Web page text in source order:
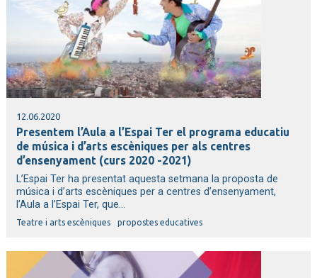
12.06.2020
Presentem l’Aula a l’Espai Ter el programa educatiu
de música i d’arts escèniques per als centres
d’ensenyament (curs 2020 -2021)
L’Espai Ter ha presentat aquesta setmana la proposta de
música i d’arts escèniques per a centres d’ensenyament,
l’Aula a l’Espai Ter, que...
Teatre i arts escèniques propostes educatives